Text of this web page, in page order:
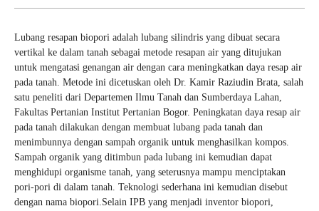
Lubang resapan biopori adalah lubang silindris yang dibuat secara
vertikal ke dalam tanah sebagai metode resapan air yang ditujukan
untuk mengatasi genangan air dengan cara meningkatkan daya resap air
pada tanah. Metode ini dicetuskan oleh Dr. Kamir Raziudin Brata, salah
satu peneliti dari Departemen Ilmu Tanah dan Sumberdaya Lahan,
Fakultas Pertanian Institut Pertanian Bogor. Peningkatan daya resap air
pada tanah dilakukan dengan membuat lubang pada tanah dan
menimbunnya dengan sampah organik untuk menghasilkan kompos.
Sampah organik yang ditimbun pada lubang ini kemudian dapat
menghidupi organisme tanah, yang seterusnya mampu menciptakan
pori-pori di dalam tanah. Teknologi sederhana ini kemudian disebut
dengan nama biopori.Selain IPB yang menjadi inventor biopori,